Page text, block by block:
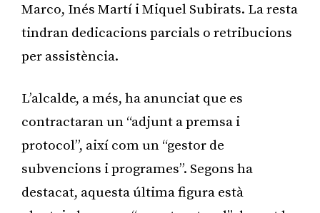
Marco, Inés Martí i Miquel Subirats. La resta
tindran dedicacions parcials o retribucions
per assistència.
L’alcalde, a més, ha anunciat que es
contractaran un “adjunt a premsa i
protocol”, així com un “gestor de
subvencions i programes”. Segons ha
destacat, aquesta última figura està